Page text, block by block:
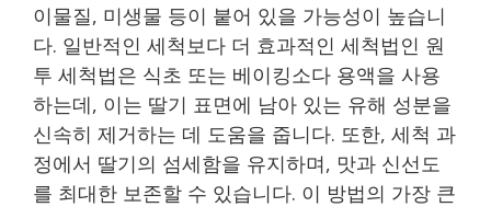
이물질, 미생물 등이 붙어 있을 가능성이 높습니
다. 일반적인 세척보다 더 효과적인 세척법인 원
투 세척법은 식초 또는 베이킹소다 용액을 사용
하는데, 이는 딸기 표면에 남아 있는 유해 성분을
신속히 제거하는 데 도움을 줍니다. 또한, 세척 과
정에서 딸기의 섬세함을 유지하며, 맛과 신선도
를 최대한 보존할 수 있습니다. 이 방법의 가장 큰